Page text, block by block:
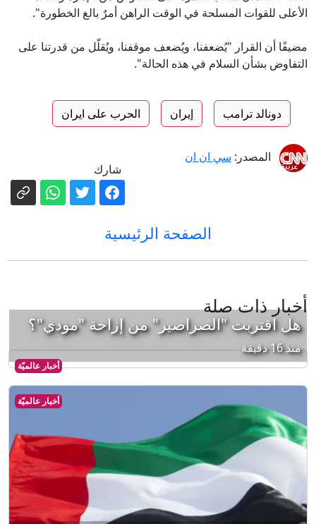
الأعلى للقوات المسلحة في الوقت الراهن أمرٌ بالغ الخطورة".
مضيفًا أن القرار "يُضعفنا، ويُضعف موقفنا، ويُقلّل من قدرتنا على
التفاوض بشأن السلام في هذه الحالة".
دونالد ترامب إيران الحرب على ايران
المصدر: سي ان ان
شارك
الصفحة الرئيسية
أخبار ذات صلة
أخبار عالميّة
هل اقتربت "الصراصير" من إزاحة "مودي"؟
منذ 16 دقيقة
أخبار عالميّة